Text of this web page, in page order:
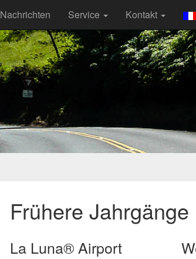
Nachrichten Service Kontakt
Frühere Jahrgänge
La Luna® Airport